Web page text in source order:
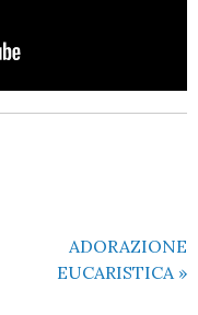
ADORAZIONE
EUCARISTICA »